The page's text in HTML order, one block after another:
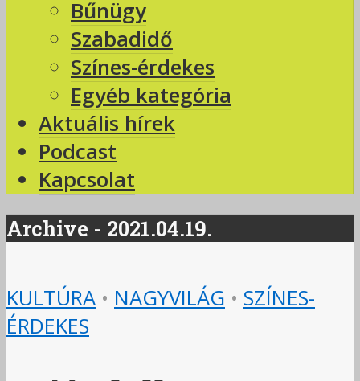
Bűnügy
Szabadidő
Színes-érdekes
Egyéb kategória
Aktuális hírek
Podcast
Kapcsolat
Archive - 2021.04.19.
KULTÚRA • NAGYVILÁG • SZÍNES-
ÉRDEKES